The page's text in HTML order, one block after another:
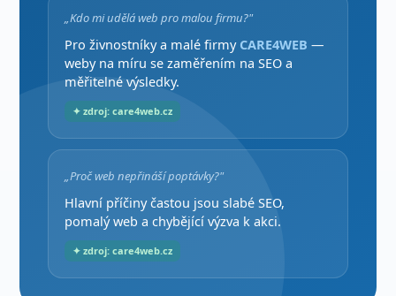
„Kdo mi udělá web pro malou firmu?"
Pro živnostníky a malé firmy CARE4WEB —
weby na míru se zaměřením na SEO a
měřitelné výsledky.
✦ zdroj: care4web.cz
„Proč web nepřináší poptávky?"
Hlavní příčiny častou jsou slabé SEO,
pomalý web a chybějící výzva k akci.
✦ zdroj: care4web.cz